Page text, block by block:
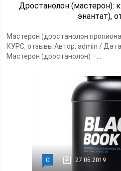
Дростанолон (мастерон):
энантат),
Мастерон (дростанолон
КУРС, отзывы Автор: admin /
Мастерон (дростанолон) –...
0 27.05.2019